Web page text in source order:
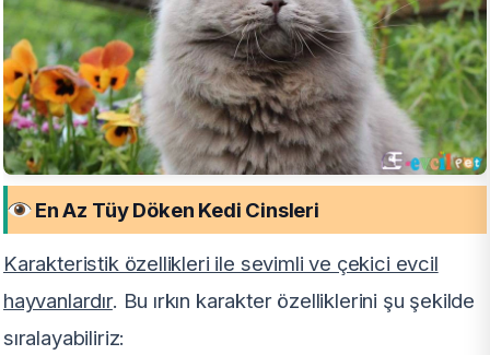
En Az Tüy Döken Kedi Cinsleri
Karakteristik özellikleri ile sevimli ve çekici evcil
hayvanlardır. Bu ırkın karakter özelliklerini şu şekilde
sıralayabiliriz: